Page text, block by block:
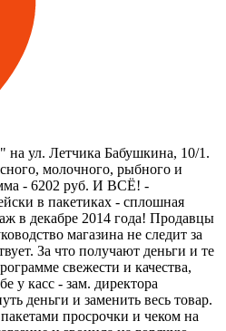
на ул. Летчика Бабушкина, 10/1.
молочного, рыбного и
- 6202 руб. И ВСЁ! -
в пакетиках - сплошная
в декабре 2014 года! Продавцы
магазина не следит за
За что получают деньги и те
свежести и качества,
у касс - зам. директора
деньги и заменить весь товар.
просрочки и чеком на